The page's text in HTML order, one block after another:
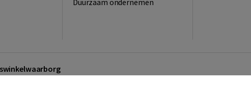
Duurzaam ondernemen